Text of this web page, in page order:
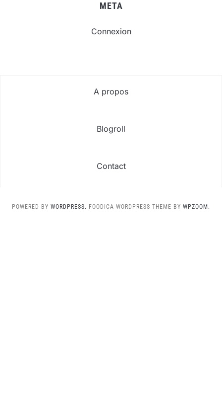
META
Connexion
A propos
Blogroll
Contact
POWERED BY WORDPRESS. FOODICA WORDPRESS THEME BY WPZOOM.